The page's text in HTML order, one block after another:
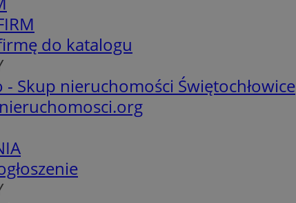
do katalogu
- Skup nieruchomości Świętochłowice